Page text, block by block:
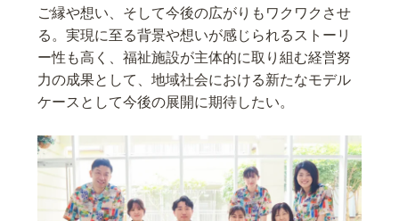
ご縁や想い、そして今後の広がりもワクワクさせ
る。実現に至る背景や想いが感じられるストーリ
ー性も高く、福祉施設が主体的に取り組む経営努
力の成果として、地域社会における新たなモデル
ケースとして今後の展開に期待したい。